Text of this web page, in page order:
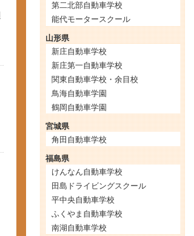
第二北部自動車学校
能代モータースクール
山形県
新庄自動車学校
新庄第一自動車学校
関東自動車学校・余目校
鳥海自動車学園
鶴岡自動車学園
宮城県
角田自動車学校
福島県
けんなん自動車学校
田島ドライビングスクール
平中央自動車学校
ふくやま自動車学校
南湖自動車学校